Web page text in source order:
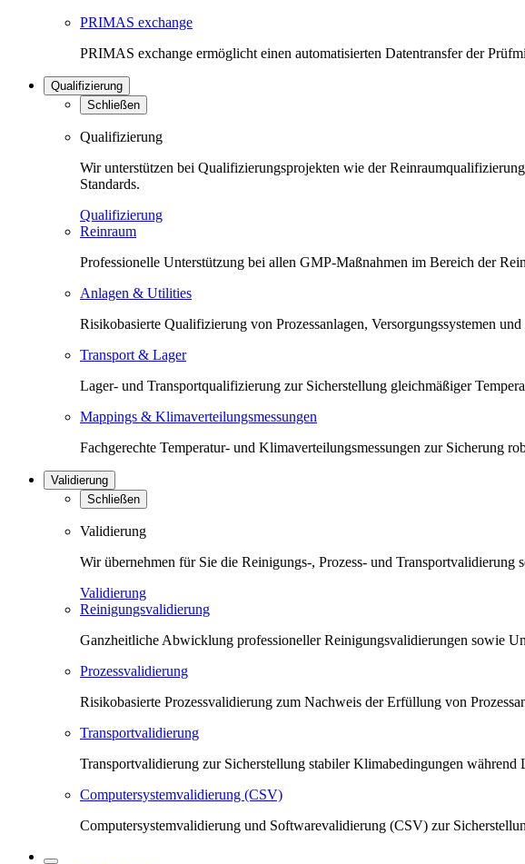
PRIMAS exchange
PRIMAS exchange ermöglicht einen automatisierten Datentransfer der
Qualifizierung
Schließen
Qualifizierung
Wir unterstützen bei Qualifizierungsprojekten wie der
Standards.
Qualifizierung
Reinraum
Professionelle Unterstützung bei allen GMP-Maßnahmen im Bereich der
Anlagen & Utilities
Risikobasierte Qualifizierung von Prozessanlagen, Versorgungssystemen
Transport & Lager
Lager- und Transportqualifizierung zur Sicherstellung gleichmäßiger
Mappings & Klimaverteilungsmessungen
Fachgerechte Temperatur- und Klimaverteilungsmessungen zur Sicherung
Validierung
Schließen
Validierung
Wir übernehmen für Sie die Reinigungs-, Prozess- und
Validierung
Reinigungsvalidierung
Ganzheitliche Abwicklung professioneller Reinigungsvalidierungen sowie
Prozessvalidierung
Risikobasierte Prozessvalidierung zum Nachweis der Erfüllung von
Transportvalidierung
Transportvalidierung zur Sicherstellung stabiler Klimabedingungen
Computersystemvalidierung (CSV)
Computersystemvalidierung und Softwarevalidierung (CSV) zur